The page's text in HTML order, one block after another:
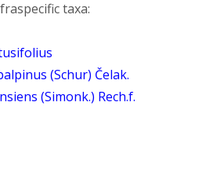
taxa:
(Schur) Čelak.
(Simonk.) Rech.f.